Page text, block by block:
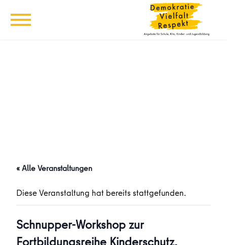
« Alle Veranstaltungen
Diese Veranstaltung hat bereits stattgefunden.
Schnupper-Workshop zur
Fortbildungsreihe Kinderschutz,